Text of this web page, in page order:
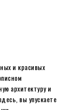
и красивых
архитектуру и
вы упускаете